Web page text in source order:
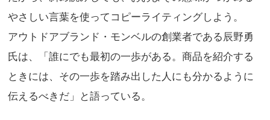
やさしい言葉を使ってコピーライティングしよう。
アウトドアブランド・モンベルの創業者である辰野勇
氏は、「誰にでも最初の一歩がある。商品を紹介する
ときには、その一歩を踏み出した人にも分かるように
伝えるべきだ」と語っている。